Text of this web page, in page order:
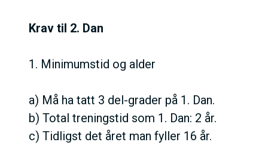
Krav til 2. Dan
1. Minimumstid og alder
a) Må ha tatt 3 del-grader på 1. Dan.
b) Total treningstid som 1. Dan: 2 år.
c) Tidligst det året man fyller 16 år.